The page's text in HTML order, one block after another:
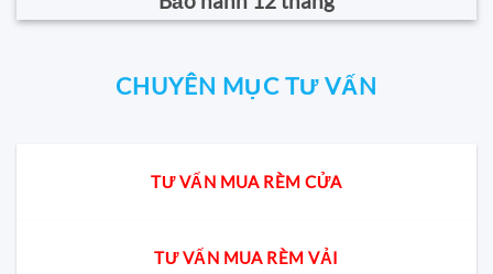
CHUYÊN MỤC TƯ VẤN
TƯ VẤN MUA RÈM CỬA
TƯ VẤN MUA RÈM VẢI